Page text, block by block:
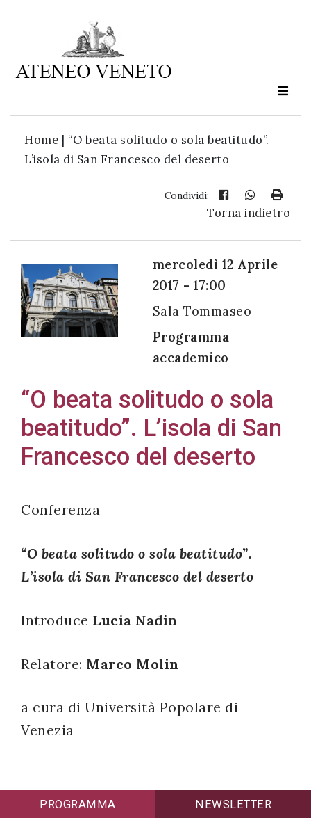
Home | “O beata solitudo o sola beatitudo”.
L’isola di San Francesco del deserto
Condividi:
Torna indietro
mercoledì 12 Aprile
2017 - 17:00
Sala Tommaseo
Programma
accademico
“O beata solitudo o sola
beatitudo”. L’isola di San
Francesco del deserto
Conferenza
“O beata solitudo o sola beatitudo”.
L’isola di San Francesco del deserto
Introduce Lucia Nadin
Relatore: Marco Molin
a cura di Università Popolare di
Venezia
Ateneo
è
cultura
Acconsento
all'uso dei
miei dati
personali in
accordo
decreto
196/03
avvenuta con
PROGRAMMA NEWSLETTER